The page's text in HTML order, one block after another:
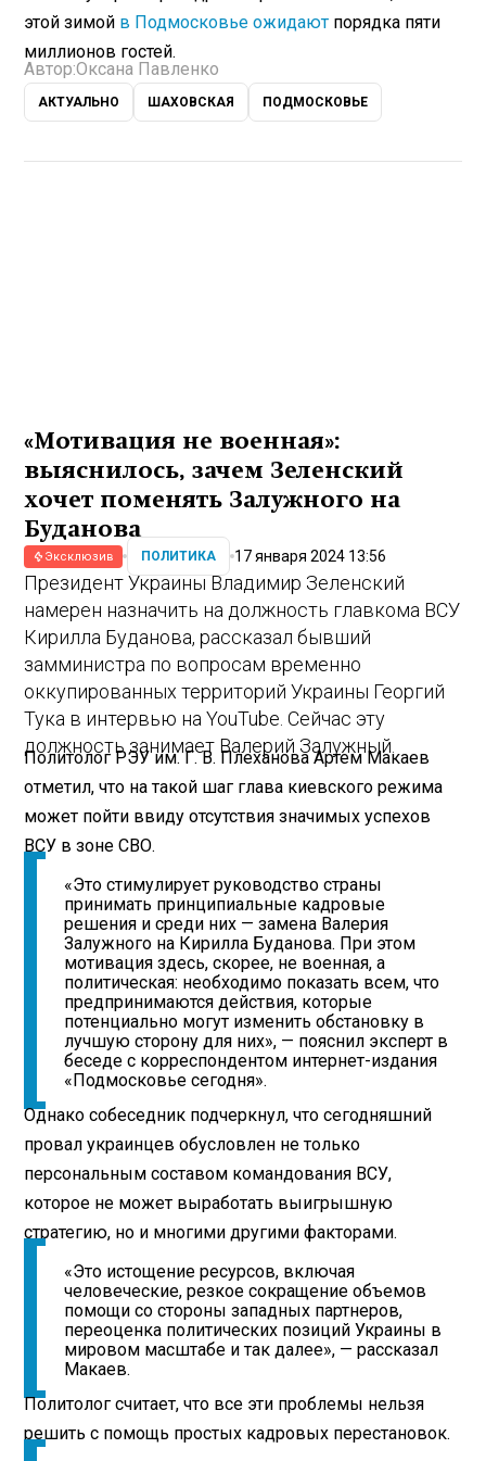
этой зимой в Подмосковье ожидают порядка пяти
миллионов гостей.
Автор:Оксана Павленко
АКТУАЛЬНО ШАХОВСКАЯ ПОДМОСКОВЬЕ
«Мотивация не военная»:
выяснилось, зачем Зеленский
хочет поменять Залужного на
Буданова
Эксклюзив ПОЛИТИКА 17 января 2024 13:56
Президент Украины Владимир Зеленский
намерен назначить на должность главкома ВСУ
Кирилла Буданова, рассказал бывший
замминистра по вопросам временно
оккупированных территорий Украины Георгий
Тука в интервью на YouTube. Сейчас эту
должность занимает Валерий Залужный.
Политолог РЭУ им. Г. В. Плеханова Артем Макаев
отметил, что на такой шаг глава киевского режима
может пойти ввиду отсутствия значимых успехов
ВСУ в зоне СВО.
«Это стимулирует руководство страны
принимать принципиальные кадровые
решения и среди них — замена Валерия
Залужного на Кирилла Буданова. При этом
мотивация здесь, скорее, не военная, а
политическая: необходимо показать всем, что
предпринимаются действия, которые
потенциально могут изменить обстановку в
лучшую сторону для них», — пояснил эксперт в
беседе с корреспондентом интернет-издания
«Подмосковье сегодня».
Однако собеседник подчеркнул, что сегодняшний
провал украинцев обусловлен не только
персональным составом командования ВСУ,
которое не может выработать выигрышную
стратегию, но и многими другими факторами.
«Это истощение ресурсов, включая
человеческие, резкое сокращение объемов
помощи со стороны западных партнеров,
переоценка политических позиций Украины в
мировом масштабе и так далее», — рассказал
Макаев.
Политолог считает, что все эти проблемы нельзя
решить с помощь простых кадровых перестановок.